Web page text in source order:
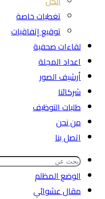
تغطيات خاصة
توقيع إتفاقيات
لقاءات صحفية
اعداد المجلة
أرشيف الصور
شركائنا
طلبات التوظيف
من نحن
اتصل بنا
الوضع المظلم
مقال عشوائي